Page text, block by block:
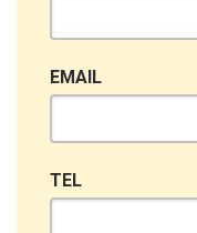
EMAIL
TEL